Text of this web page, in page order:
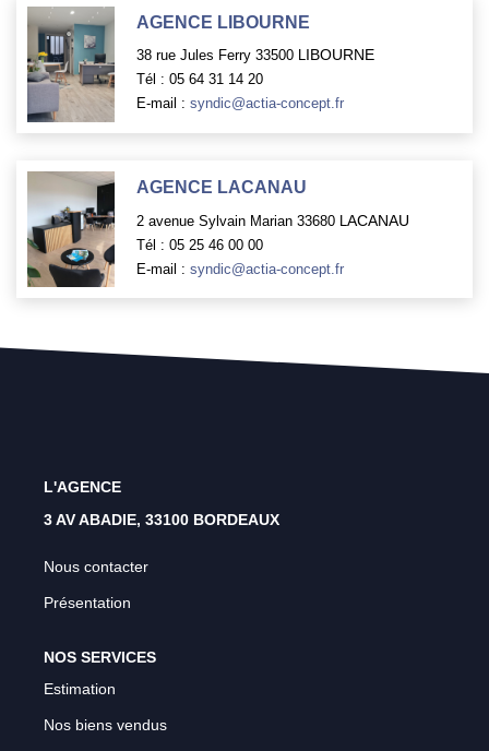
AGENCE LIBOURNE
38 rue Jules Ferry 33500 LIBOURNE
Tél : 05 64 31 14 20
E-mail : syndic@actia-concept.fr
AGENCE LACANAU
2 avenue Sylvain Marian 33680 L ACANAU
Tél : 05 25 46 00 00
E-mail : syndic@actia-concept.fr
L'AGENCE
3 AV ABADIE, 33100 BORDEAUX
Nous contacter
Présentation
NOS SERVICES
Estimation
Nos biens vendus